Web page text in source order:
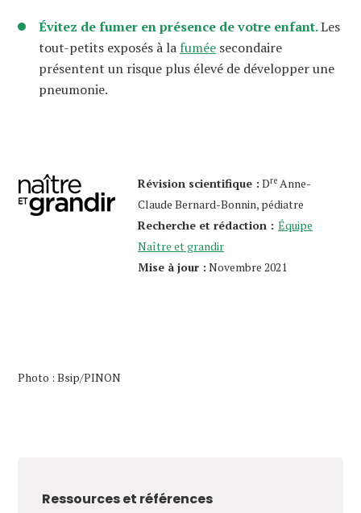
Évitez de fumer en présence de votre enfant.Les
tout-petits exposés à la fumée secondaire
présentent un risque plus élevé de développer une
pneumonie.
Révision scientifique : Dre Anne-
Claude Bernard-Bonnin, pédiatre
Recherche et rédaction : Équipe
Naître et grandir
Mise à jour : Novembre 2021
Photo : Bsip/PINON
Ressources et références